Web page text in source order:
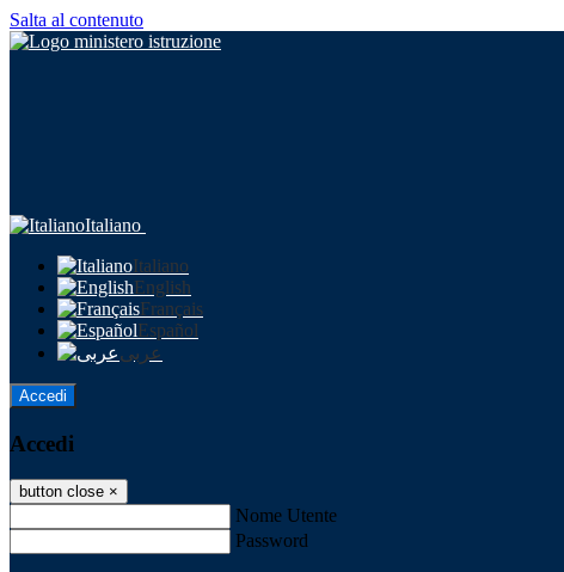
Salta al contenuto
Italiano
Italiano
English
Français
Español
عربى
Accedi
Accedi
button close ×
Nome Utente
Password